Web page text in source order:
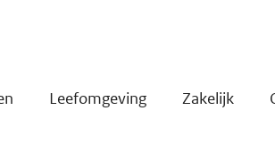
Leefomgeving Zakelijk